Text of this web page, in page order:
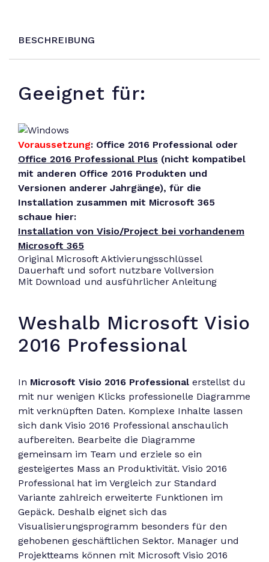
BESCHREIBUNG
Geeignet für:
Voraussetzung: Office 2016 Professional oder
Office 2016 Professional Plus (nicht kompatibel
mit anderen Office 2016 Produkten und
Versionen anderer Jahrgänge), für die
Installation zusammen mit Microsoft 365
schaue hier:
Installation von Visio/Project bei vorhandenem
Microsoft 365
Original Microsoft Aktivierungsschlüssel
Dauerhaft und sofort nutzbare Vollversion
Mit Download und ausführlicher Anleitung
Weshalb Microsoft Visio
2016 Professional
In Microsoft Visio 2016 Professional erstellst du
mit nur wenigen Klicks professionelle Diagramme
mit verknüpften Daten. Komplexe Inhalte lassen
sich dank Visio 2016 Professional anschaulich
aufbereiten. Bearbeite die Diagramme
gemeinsam im Team und erziele so ein
gesteigertes Mass an Produktivität. Visio 2016
Professional hat im Vergleich zur Standard
Variante zahlreich erweiterte Funktionen im
Gepäck. Deshalb eignet sich das
Visualisierungsprogramm besonders für den
gehobenen geschäftlichen Sektor. Manager und
Projektteams können mit Microsoft Visio 2016